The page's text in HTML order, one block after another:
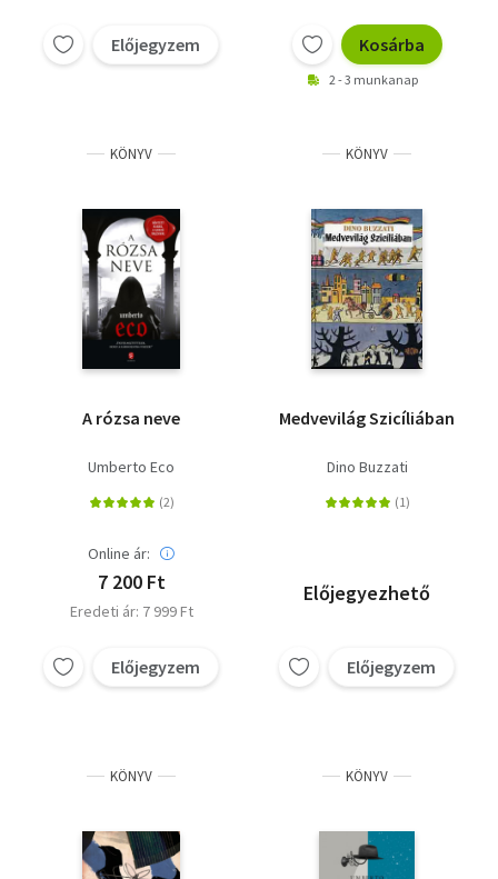
Előjegyzem Kosárba
2 - 3 munkanap
KÖNYV
A rózsa neve
Umberto Eco
Online ár:
7 200 Ft
Eredeti ár: 7 999 Ft
Előjegyzem
KÖNYV
Medvevilág Szicíliában
Dino Buzzati
Előjegyezhető
Előjegyzem
KÖNYV KÖNYV